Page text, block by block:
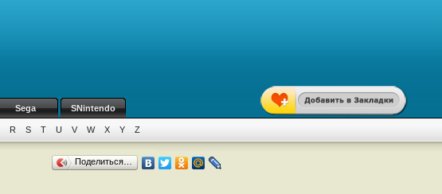
Sega SNintendo
R S T U V W X Y Z
Поделиться…